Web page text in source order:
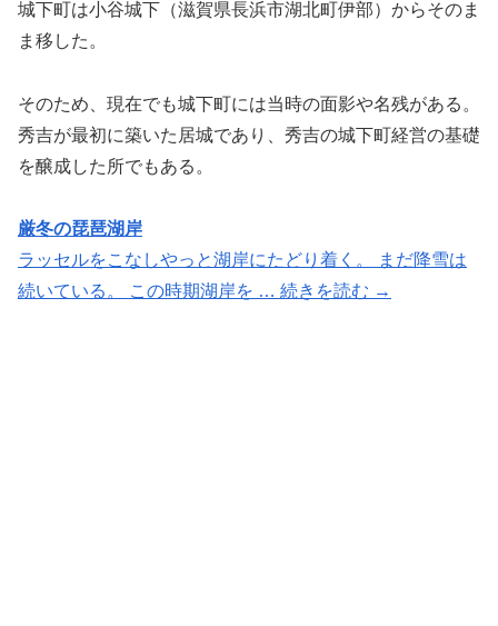
城下町は小谷城下（滋賀県長浜市湖北町伊部）からそのま
ま移した。
そのため、現在でも城下町には当時の面影や名残がある。
秀吉が最初に築いた居城であり、秀吉の城下町経営の基礎
を醸成した所でもある。
厳冬の琵琶湖岸
ラッセルをこなしやっと湖岸にたどり着く。 まだ降雪は
続いている。 この時期湖岸を … 続きを読む →